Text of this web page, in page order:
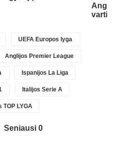
UEFA Europos lyga
Anglijos Premier League
Ispanijos La Liga
Italijos Serie A
TOP LYGA
Seniausi 0